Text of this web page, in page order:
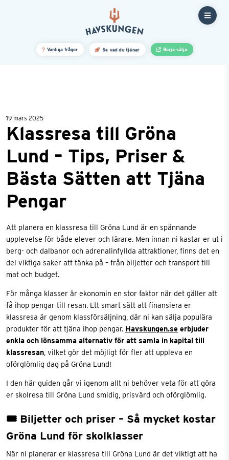
19 mars 2025
Klassresa till Gröna
Lund – Tips, Priser &
Bästa Sätten att Tjäna
Pengar
Att planera en klassresa till Gröna Lund är en spännande
upplevelse för både elever och lärare. Men innan ni kastar er ut i
berg- och dalbanor och adrenalinfyllda attraktioner, finns det en
del viktiga saker att tänka på – från biljetter och transport till
mat och budget.
För många klasser är ekonomin en stor faktor när det gäller att
få ihop pengar till resan. Ett smart sätt att finansiera er
klassresa är genom klassförsäljning, där ni kan sälja populära
produkter för att tjäna ihop pengar. Havskungen.se erbjuder
enkla och lönsamma alternativ för att samla in kapital till
klassresan , vilket gör det möjligt för fler att uppleva en
oförglömlig dag på Gröna Lund!
I den här guiden går vi igenom allt ni behöver veta för att göra
er skolresa till Gröna Lund smidig, prisvärd och oförglömlig.
🎟 Biljetter och priser – Så mycket kostar
Gröna Lund för skolklasser
När ni planerar er klassresa till Gröna Lund är det viktigt att ha